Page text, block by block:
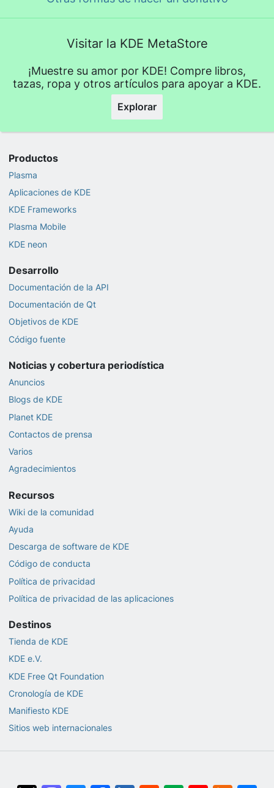
Visitar la KDE MetaStore
¡Muestre su amor por KDE! Compre libros,
tazas, ropa y otros artículos para apoyar a KDE.
Explorar
Productos
Plasma
Aplicaciones de KDE
KDE Frameworks
Plasma Mobile
KDE neon
Desarrollo
Documentación de la API
Documentación de Qt
Objetivos de KDE
Código fuente
Noticias y cobertura periodística
Anuncios
Blogs de KDE
Planet KDE
Contactos de prensa
Varios
Agradecimientos
Recursos
Wiki de la comunidad
Ayuda
Descarga de software de KDE
Código de conducta
Política de privacidad
Política de privacidad de las aplicaciones
Destinos
Tienda de KDE
KDE e.V.
KDE Free Qt Foundation
Cronología de KDE
Manifiesto KDE
Sitios web internacionales